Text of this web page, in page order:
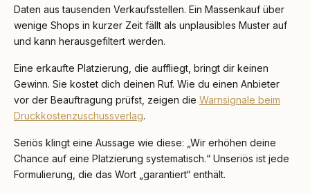
Daten aus tausenden Verkaufsstellen. Ein Massenkauf über
wenige Shops in kurzer Zeit fällt als unplausibles Muster auf
und kann herausgefiltert werden.
Eine erkaufte Platzierung, die auffliegt, bringt dir keinen
Gewinn. Sie kostet dich deinen Ruf. Wie du einen Anbieter
vor der Beauftragung prüfst, zeigen die Warnsignale beim
Druckkostenzuschussverlag.
Seriös klingt eine Aussage wie diese: „Wir erhöhen deine
Chance auf eine Platzierung systematisch.“ Unseriös ist jede
Formulierung, die das Wort „garantiert“ enthält.